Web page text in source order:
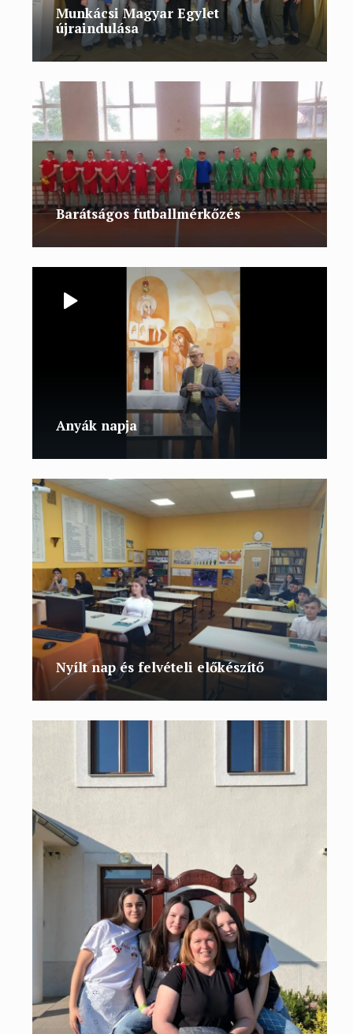
Munkácsi Magyar Egylet
újraindulása
Barátságos futballmérkőzés
Anyák napja
Nyílt nap és felvételi előkészítő